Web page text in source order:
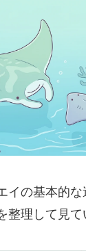
イの基本的な
整理して見て